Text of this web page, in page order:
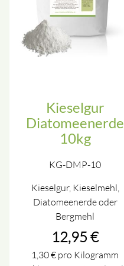
Kieselgur
Diatomeenerde
10kg
KG-DMP-10
Kieselgur, Kieselmehl,
Diatomeenerde oder
Bergmehl
12,95€
1,30€ pro Kilogramm